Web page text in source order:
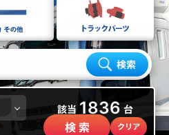
検索
該当 1836 台
検 索 クリア